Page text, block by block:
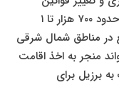
تغییر کند، اما به طور تقریبی، سرمایه‌گذاری حدود ۷۰۰ هزار تا ۱
در مناطق شمال شرقی
منجر به اخذ اقامت
برزیل برای